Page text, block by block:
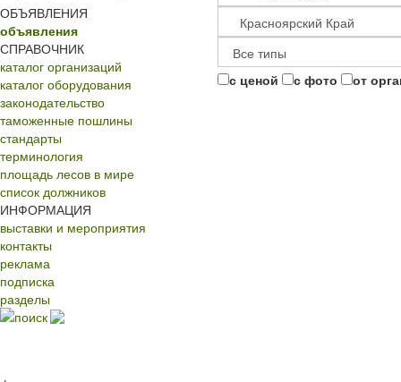
ОБЪЯВЛЕНИЯ
объявления
СПРАВОЧНИК
каталог организаций
каталог оборудования
законодательство
таможенные пошлины
стандарты
терминология
площадь лесов в мире
список должников
ИНФОРМАЦИЯ
выставки и мероприятия
контакты
реклама
подписка
разделы
поиск
с ценой с фото от